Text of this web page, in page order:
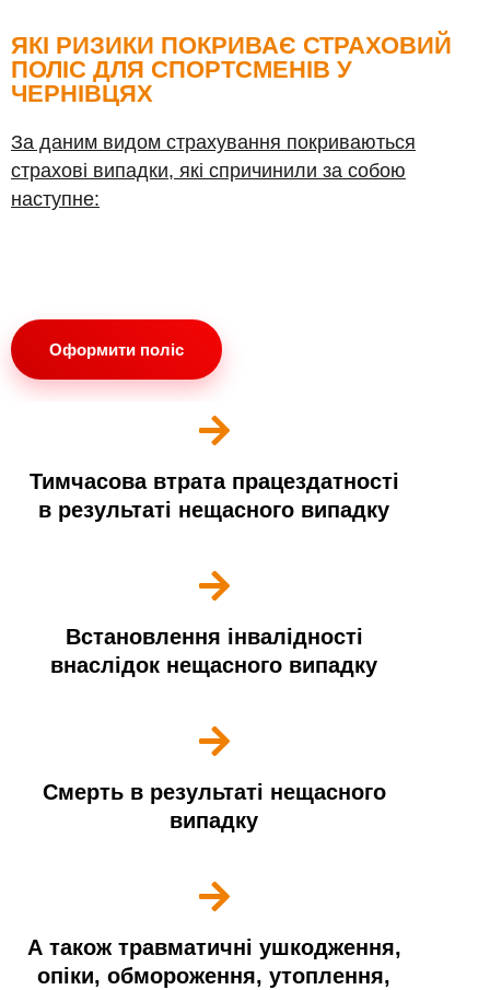
ЯКІ РИЗИКИ ПОКРИВАЄ СТРАХОВИЙ
ПОЛІС ДЛЯ СПОРТСМЕНІВ У
ЧЕРНІВЦЯХ
За даним видом страхування покриваються
страхові випадки, які спричинили за собою
наступне:
Оформити поліс
Тимчасова втрата працездатності
в результаті нещасного випадку
Встановлення інвалідності
внаслідок нещасного випадку
Смерть в результаті нещасного
випадку
А також травматичні ушкодження,
опіки, обмороження, утоплення,